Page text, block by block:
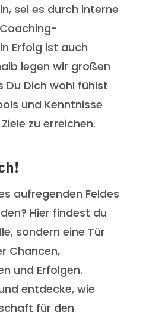
sei es durch interne
Erfolg ist auch
legen wir großen
Dich wohl fühlst
und Kenntnisse
zu erreichen.
aufregenden Feldes
Hier findest du
sondern eine Tür
Chancen,
und Erfolgen.
entdecke, wie
für den